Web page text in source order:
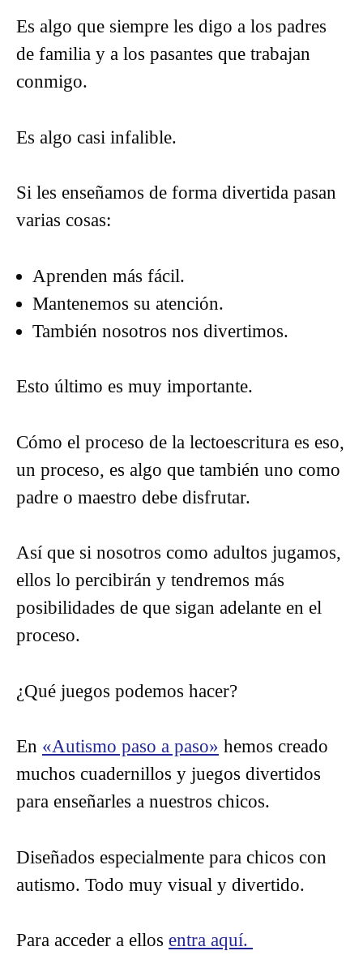
Es algo que siempre les digo a los padres
de familia y a los pasantes que trabajan
conmigo.
Es algo casi infalible.
Si les enseñamos de forma divertida pasan
varias cosas:
Aprenden más fácil.
Mantenemos su atención.
También nosotros nos divertimos.
Esto último es muy importante.
Cómo el proceso de la lectoescritura es eso,
un proceso, es algo que también uno como
padre o maestro debe disfrutar.
Así que si nosotros como adultos jugamos,
ellos lo percibirán y tendremos más
posibilidades de que sigan adelante en el
proceso.
¿Qué juegos podemos hacer?
En «Autismo paso a paso» hemos creado
muchos cuadernillos y juegos divertidos
para enseñarles a nuestros chicos.
Diseñados especialmente para chicos con
autismo. Todo muy visual y divertido.
Para acceder a ellos entra aquí.